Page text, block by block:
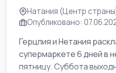
Натания (Центр
Опубликовано:
Герцлия и Нетания
супермаркете 6 дней в
пятницу. Суббота